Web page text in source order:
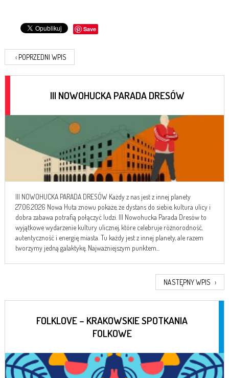
Save
‹ POPRZEDNI WPIS
III NOWOHUCKA PARADA DRESÓW
III NOWOHUCKA PARADA DRESÓW Każdy z nas jest z innej planety
27.06.2026 Nowa Huta znowu pokaże, że dystans do siebie, kultura ulicy i
dobra zabawa potrafią połączyć ludzi. III Nowohucka Parada Dresów to
wyjątkowe wydarzenie kultury ulicznej, które celebruje różnorodność,
autentyczność i energię miasta. Tu każdy jest z innej planety, ale razem
tworzymy jedną galaktykę. Najważniejszym punktem...
NASTĘPNY WPIS ›
FOLKLOVE – KRAKOWSKIE SPOTKANIA
FOLKOWE